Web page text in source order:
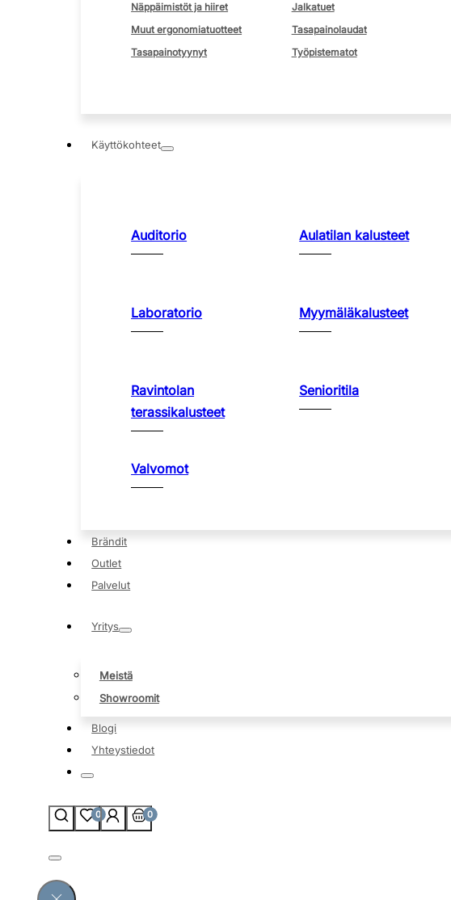
Näppäimistöt ja hiiret
Jalkatuet
Muut ergonomiatuotteet
Tasapainolaudat
Tasapainotyynyt
Työpistematot
Käyttökohteet
Auditorio Aulatilan kalusteet
Laboratorio Myymäläkalusteet
Ravintolan
terassikalusteet
Senioritila
Valvomot
Brändit
Outlet
Palvelut
Yritys
Meistä
Showroomit
Blogi
Yhteystiedot
0 0